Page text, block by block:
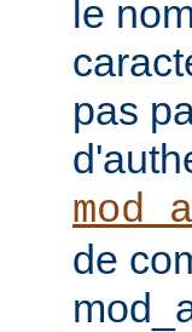
le
pas
de